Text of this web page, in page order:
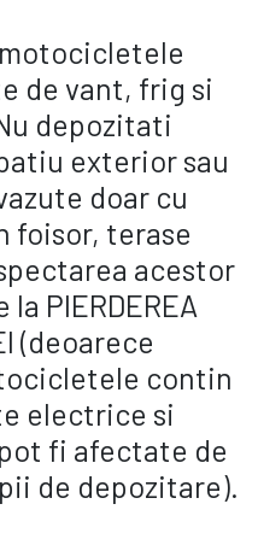
de vant, frig si
depozitati
exterior sau
doar cu
foisor, terase
acestor
PIERDEREA
(deoarece
contin
electrice si
fi afectate de
de depozitare).